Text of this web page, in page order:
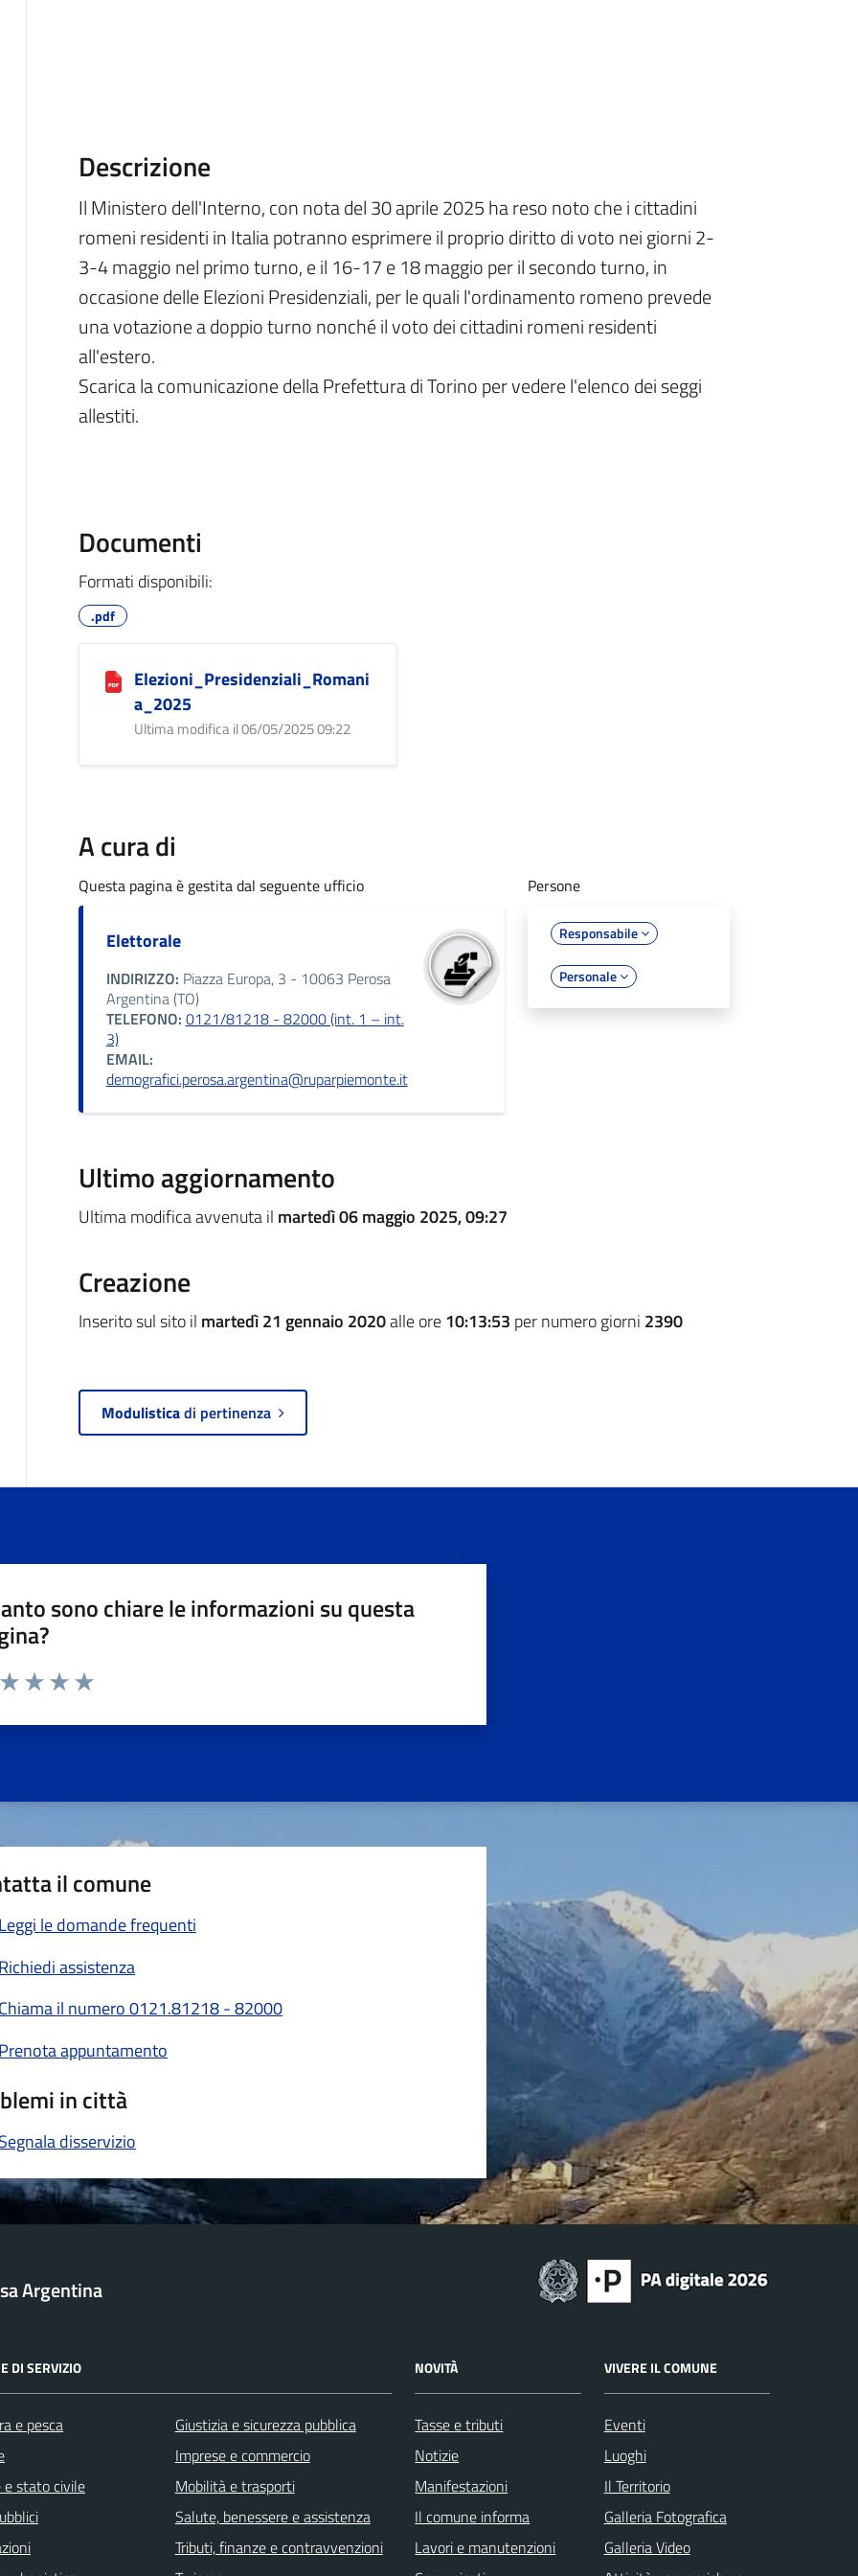
Descrizione
Il Ministero dell'Interno, con nota del 30 aprile 2025 ha reso noto che i cittadini
romeni residenti in Italia potranno esprimere il proprio diritto di voto nei giorni 2-
3-4 maggio nel primo turno, e il 16-17 e 18 maggio per il secondo turno, in
occasione delle Elezioni Presidenziali, per le quali l'ordinamento romeno prevede
una votazione a doppio turno nonché il voto dei cittadini romeni residenti
all'estero.
Scarica la comunicazione della Prefettura di Torino per vedere l'elenco dei seggi
allestiti.
Documenti
Formati disponibili:
.pdf
Elezioni_Presidenziali_Romani
a_2025
Ultima modifica il 06/05/2025 09:22
A cura di
Questa pagina è gestita dal seguente ufficio
Elettorale
INDIRIZZO: Piazza Europa, 3 - 10063 Perosa
Argentina (TO)
TELEFONO: 0121/81218 - 82000 (int. 1 – int.
3)
EMAIL:
demografici.perosa.argentina@ruparpiemonte.it
Persone
Responsabile
Personale
Ultimo aggiornamento
Ultima modifica avvenuta il martedì 06 maggio 2025, 09:27
Creazione
Inserito sul sito il martedì 21 gennaio 2020alle ore10:13:53 per numero giorni 2390
Modulisticadi pertinenza
sono chiare le informazioni su questa
da 1 a 5 stelle la pagina
il comune
Leggi le domande frequenti
Richiedi assistenza
Chiama il numero 0121.81218 - 82000
Prenota appuntamento
in città
Segnala disservizio
Argentina
DI SERVIZIO
e pesca
e stato civile
Giustizia e sicurezza pubblica
Imprese e commercio
Mobilità e trasporti
Salute, benessere e assistenza
Tributi, finanze e contravvenzioni
NOVITÀ
Tasse e tributi
Notizie
Manifestazioni
Il comune informa
Lavori e manutenzioni
VIVERE IL COMUNE
Eventi
Luoghi
Il Territorio
Galleria Fotografica
Galleria Video